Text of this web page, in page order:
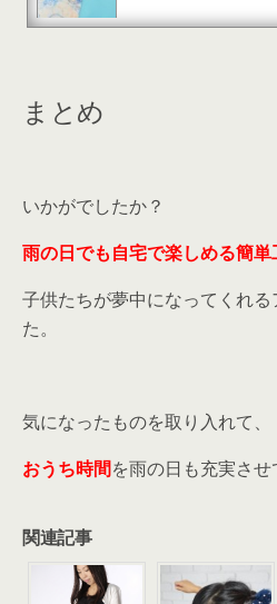
まとめ
いかがでしたか？
雨の日でも自宅で楽しめる簡単
子供たちが夢中になってくれ
た。
気になったものを取り入れて、
おうち時間を雨の日も充実させ
関連記事